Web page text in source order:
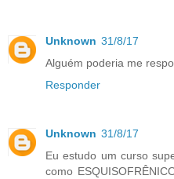
Unknown 31/8/17
Alguém poderia me
Responder
Unknown 31/8/17
Eu estudo um curso
como